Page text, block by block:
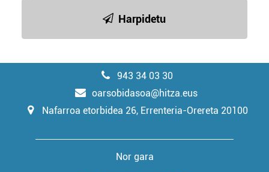
Harpidetu
943 34 03 30
oarsobidasoa@hitza.eus
Nafarroa etorbidea 26, Errenteria-Orereta 20100
Nor gara